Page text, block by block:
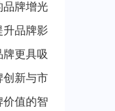
牌增光
品牌影
牌更具吸
创新与市
价值的智